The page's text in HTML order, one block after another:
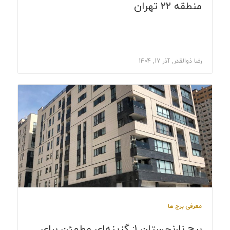
منطقه 22 تهران
رضا ذوالقدر, آذر 17, 1404
معرفی برج ها